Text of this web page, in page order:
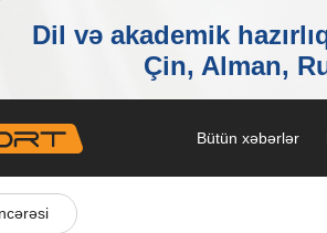
Bütün xəbərlər